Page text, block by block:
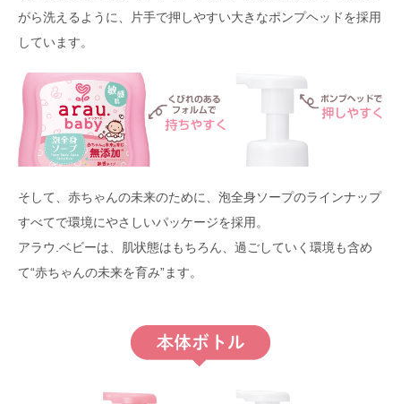
がら洗えるように、片手で押しやすい大きなポンプヘッドを採用
しています。
そして、赤ちゃんの未来のために、泡全身ソープのラインナップ
すべてで環境にやさしいパッケージを採用。
アラウ.ベビーは、肌状態はもちろん、過ごしていく環境も含め
て“赤ちゃんの未来を育み”ます。